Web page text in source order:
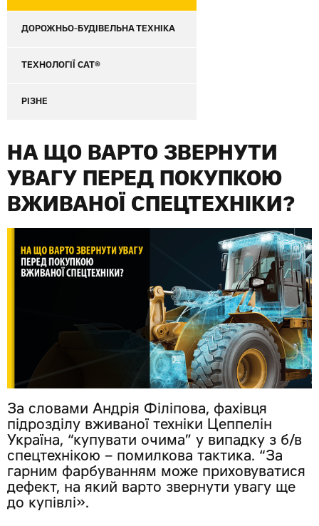
ДОРОЖНЬО-БУДІВЕЛЬНА ТЕХНІКА
ТЕХНОЛОГІЇ CAT®
РІЗНЕ
НА ЩО ВАРТО ЗВЕРНУТИ
УВАГУ ПЕРЕД ПОКУПКОЮ
ВЖИВАНОЇ СПЕЦТЕХНІКИ?
За словами Андрія Філіпова, фахівця
підрозділу вживаної техніки Цеппелін
Україна, “купувати очима” у випадку з б/в
спецтехнікою – помилкова тактика. “За
гарним фарбуванням може приховуватися
дефект, на який варто звернути увагу ще
до купівлі».